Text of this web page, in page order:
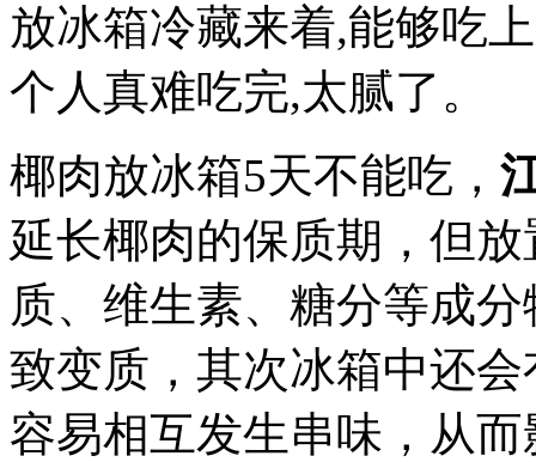
放冰箱冷藏来着,能够吃
个人真难吃完,太腻了。
椰肉放冰箱5天不能吃，
延长椰肉的保质期，但
质、维生素、糖分等成
致变质，其次冰箱中还
容易相互发生串味，从